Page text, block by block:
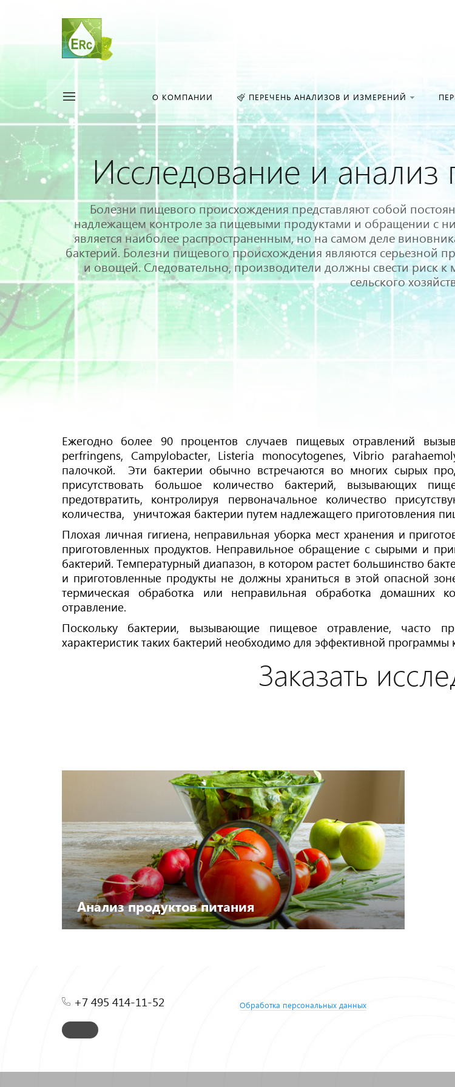
О КОМПАНИИ ПЕРЕЧЕНЬ АНАЛИЗОВ И ИЗМЕРЕНИЙ
Исследование и анализ
Болезни пищевого происхождения представляют собой
надлежащем контроле за пищевыми продуктами и обращении с
является наиболее распространенным, но на самом деле
бактерий. Болезни пищевого происхождения являются серьезной
и овощей. Следовательно, производители должны свести риск
сельского
Ежегодно более 90 процентов случаев пищевых отравлений
perfringens, Campylobacter, Listeria monocytogenes, Vibrio
палочкой. Эти бактерии обычно встречаются во многих сырых
присутствовать большое количество бактерий, вызывающих
предотвратить, контролируя первоначальное количество
количества, уничтожая бактерии путем надлежащего приготовления
Плохая личная гигиена, неправильная уборка мест хранения и
приготовленных продуктов. Неправильное обращение с сырыми и
бактерий. Температурный диапазон, в котором растет большинство
и приготовленные продукты не должны храниться в этой опасной
термическая обработка или неправильная обработка домашних
отравление.
Поскольку бактерии, вызывающие пищевое отравление, часто
характеристик таких бактерий необходимо для эффективной программы
Заказать
Анализ продуктов питания
+7 495 414-11-52 Обработка персональных данных